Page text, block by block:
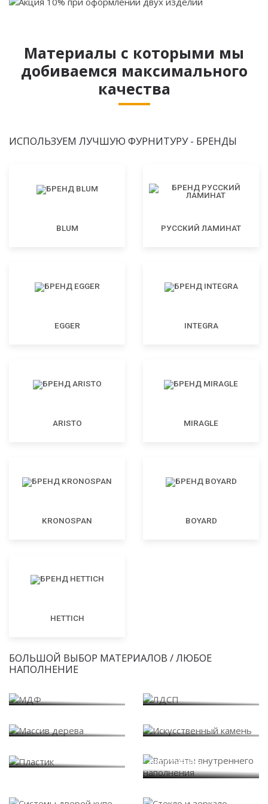
Материалы с которыми мы
добиваемся максимального
качества
ИСПОЛЬЗУЕМ ЛУЧШУЮ ФУРНИТУРУ - БРЕНДЫ
BLUM РУССКИЙ ЛАМИНАТ
EGGER INTEGRA
ARISTO MIRAGLE
KRONOSPAN BOYARD
HETTICH
БОЛЬШОЙ ВЫБОР МАТЕРИАЛОВ / ЛЮБОЕ
НАПОЛНЕНИЕ
наполнения